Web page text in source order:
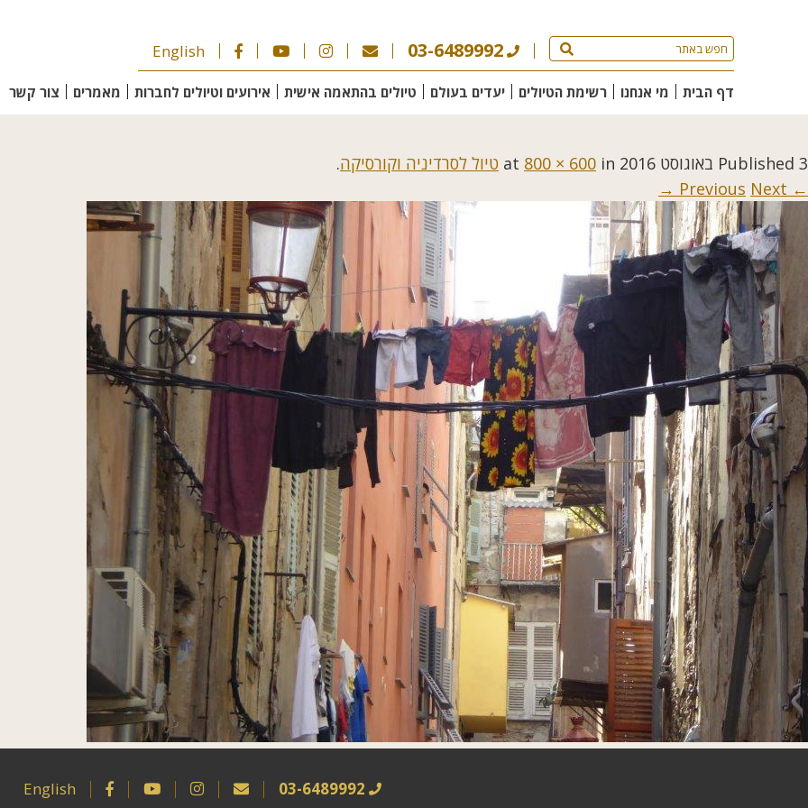
03-6489992
English
דף הבית מי אנחנו רשימת הטיולים יעדים בעולם טיולים בהתאמה אישית אירועים וטיולים לחברות מאמרים צור קשר
Published 3 באוגוסט 2016 800 × 600 in טיול לסרדיניה וקורסיקה.
← Previous
Next →
03-6489992
English